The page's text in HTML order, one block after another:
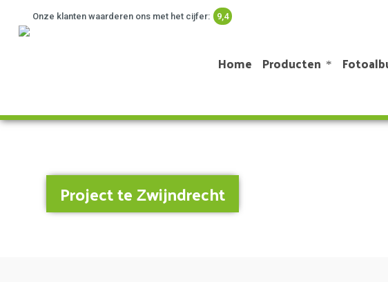
Onze klanten waarderen ons met het cijfer: 9,4
Home Producten
Project te Zwijndrecht